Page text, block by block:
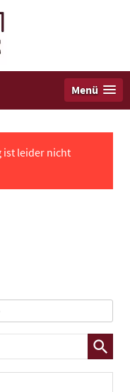
Menü
ist leider nicht